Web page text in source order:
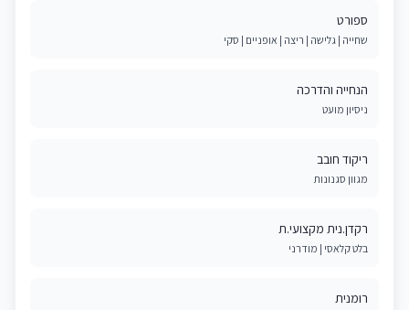
ספורט
שחייה | גלישה | ריצה | אופניים | סקי
הנחייה והדרכה
ניסיון מועט
ריקוד חובב
מגוון סגנונות
רקדן.נית מקצועי.ת
בלט קלאסי | מודרני
רומנית